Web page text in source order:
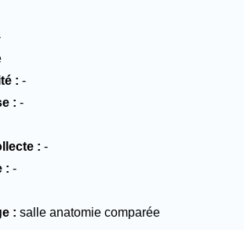
-
-
-
-
salle anatomie comparée